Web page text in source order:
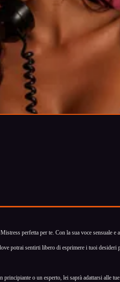
perfetta per te. Con la sua voce
potrai sentirti libero di esprimere i tuoi
o un esperto, lei saprà adattarsi alle